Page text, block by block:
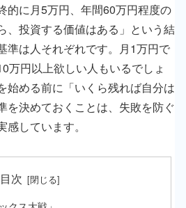
的に月5万円、年間60万円程度の
、投資する価値はある」という結
準は人それぞれです。月1万円で
万円以上欲しい人もいるでしょ
始める前に 「いくら残れば自分は
を決めておくことは、失敗を防ぐ
しています。
目次